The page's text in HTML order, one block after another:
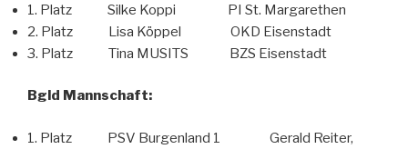
1. Platz Silke Koppi PI St. Margarethen
2. Platz Lisa Köppel OKD Eisenstadt
3. Platz Tina MUSITS BZS Eisenstadt
Bgld Mannschaft:
1. Platz PSV Burgenland 1 Gerald Reiter,